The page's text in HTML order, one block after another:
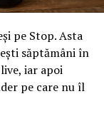
pe Stop. Asta
săptămâni în
iar apoi
pe care nu îl